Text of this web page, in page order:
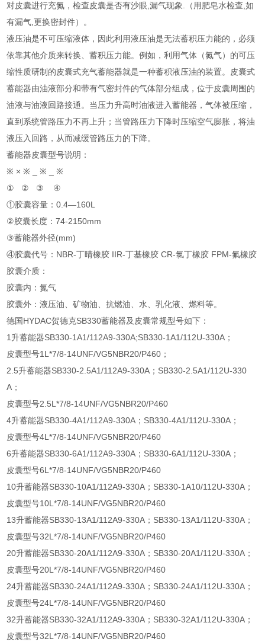
对皮囊进行充氮，检查皮囊是否有沙眼,漏气现象.（用肥皂水检查,如
有漏气,更换密封件）。
液压油是不可压缩液体，因此利用液压油是无法蓄积压力能的，必须
依靠其他介质来转换、蓄积压力能。例如，利用气体（氮气）的可压
缩性质研制的皮囊式充气蓄能器就是一种蓄积液压油的装置。皮囊式
蓄能器由油液部分和带有气密封件的气体部分组成，位于皮囊周围的
油液与油液回路接通。当压力升高时油液进入蓄能器，气体被压缩，
直到系统管路压力不再上升；当管路压力下降时压缩空气膨胀，将油
液压入回路，从而减缓管路压力的下降。
蓄能器皮囊型号说明：
※ × ※ _ ※ ­_ ※
① ② ③ ④
①胶囊容量：0.4—160L
②胶囊长度：74-2150mm
③蓄能器外径(mm)
④胶囊代号：NBR-丁晴橡胶 IIR-丁基橡胶 CR-氯丁橡胶 FPM-氟橡胶
胶囊介质：
胶囊内：氮气
胶囊外：液压油、矿物油、抗燃油、水、乳化液、燃料等。
德国HYDAC贺德克SB330蓄能器及皮囊常规型号如下：
1升蓄能器SB330-1A1/112A9-330A;SB330-1A1/112U-330A；
皮囊型号1L*7/8-14UNF/VG5NBR20/P460；
2.5升蓄能器SB330-2.5A1/112A9-330A；SB330-2.5A1/112U-330
A；
皮囊型号2.5L*7/8-14UNF/VG5NBR20/P460
4升蓄能器SB330-4A1/112A9-330A；SB330-4A1/112U-330A；
皮囊型号4L*7/8-14UNF/VG5NBR20/P460
6升蓄能器SB330-6A1/112A9-330A；SB330-6A1/112U-330A；
皮囊型号6L*7/8-14UNF/VG5NBR20/P460
10升蓄能器SB330-10A1/112A9-330A；SB330-1A10/112U-330A；
皮囊型号10L*7/8-14UNF/VG5NBR20/P460
13升蓄能器SB330-13A1/112A9-330A；SB330-13A1/112U-330A；
皮囊型号32L*7/8-14UNF/VG5NBR20/P460
20升蓄能器SB330-20A1/112A9-330A；SB330-20A1/112U-330A；
皮囊型号20L*7/8-14UNF/VG5NBR20/P460
24升蓄能器SB330-24A1/112A9-330A；SB330-24A1/112U-330A；
皮囊型号24L*7/8-14UNF/VG5NBR20/P460
32升蓄能器SB330-32A1/112A9-330A；SB330-32A1/112U-330A；
皮囊型号32L*7/8-14UNF/VG5NBR20/P460